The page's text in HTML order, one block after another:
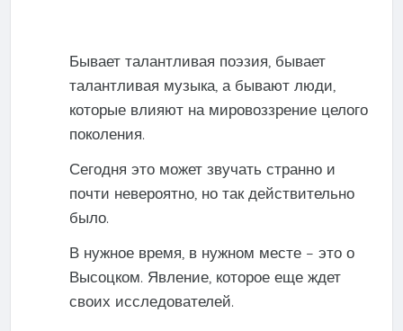
Бывает талантливая поэзия, бывает
талантливая музыка, а бывают люди,
которые влияют на мировоззрение целого
поколения.
Сегодня это может звучать странно и
почти невероятно, но так действительно
было.
В нужное время, в нужном месте – это о
Высоцком. Явление, которое еще ждет
своих исследователей.